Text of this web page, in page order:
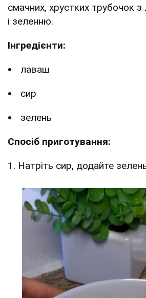
смачних, хрустких трубочок
і зеленню.
Інгредієнти:
лаваш
сир
зелень
Спосіб приготування:
1. Натріть сир, додайте